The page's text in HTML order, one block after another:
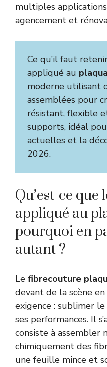
multiples
agencement et
Ce qu’il faut
appliqué au
moderne utilisant
assemblées pour
résistant, flexible
supports, idéal
actuelles et la
2026.
Qu’est-ce
appliqué au
pourquoi en
autant ?
Le fibrecouture
devant de la scène
exigence : sublimer
ses performances. Il
consiste à assembler
chimiquement des
une feuille mince et